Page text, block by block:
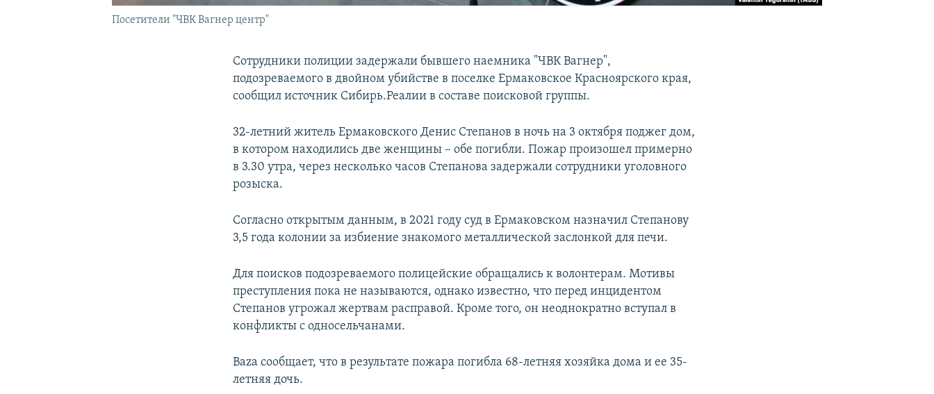
Посетители "ЧВК Вагнер центр"
Сотрудники полиции задержали бывшего наемника "ЧВК Вагнер",
подозреваемого в двойном убийстве в поселке Ермаковское Красноярского края,
сообщил источник Сибирь.Реалии в составе поисковой группы.
32-летний житель Ермаковского Денис Степанов в ночь на 3 октября поджег дом,
в котором находились две женщины – обе погибли. Пожар произошел примерно
в 3.30 утра, через несколько часов Степанова задержали сотрудники уголовного
розыска.
Согласно открытым данным, в 2021 году суд в Ермаковском назначил Степанову
3,5 года колонии за избиение знакомого металлической заслонкой для печи.
Для поисков подозреваемого полицейские обращались к волонтерам. Мотивы
преступления пока не называются, однако известно, что перед инцидентом
Степанов угрожал жертвам расправой. Кроме того, он неоднократно вступал в
конфликты с односельчанами.
Baza сообщает, что в результате пожара погибла 68-летняя хозяйка дома и ее 35-
летняя дочь.